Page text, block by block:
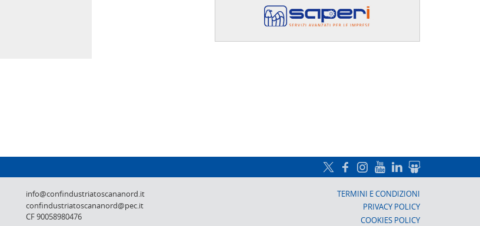
info@confindustriatoscananord.it
confindustriatoscananord@pec.it
CF 90058980476
TERMINI E CONDIZIONI
PRIVACY POLICY
COOKIES POLICY